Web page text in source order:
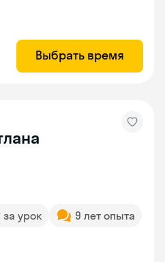
Выбрать время
за урок
9 лет опыта